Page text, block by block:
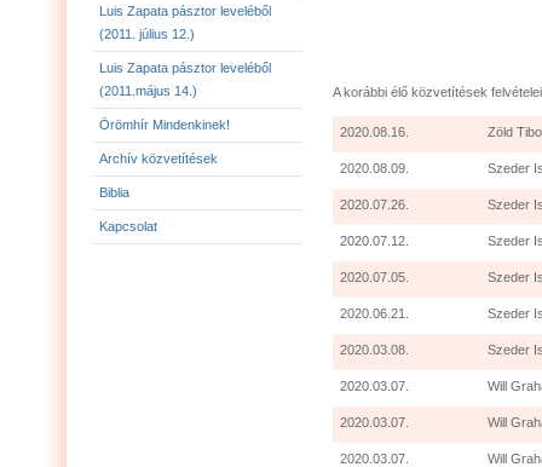
Luis Zapata pásztor leveléből
(2011. július 12.)
Luis Zapata pásztor leveléből
(2011.május 14.)
Örömhír Mindenkinek!
Archív közvetítések
Biblia
Kapcsolat
A korábbi élő közvetítések
2020.08.16. Zöld
2020.08.09. Szeder
2020.07.26. Szeder
2020.07.12. Szeder
2020.07.05. Szeder
2020.06.21. Szeder
2020.03.08. Szeder
2020.03.07. Will
2020.03.07. Will
2020.03.07. Will